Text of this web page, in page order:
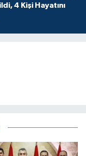
4 Kişi Hayatını